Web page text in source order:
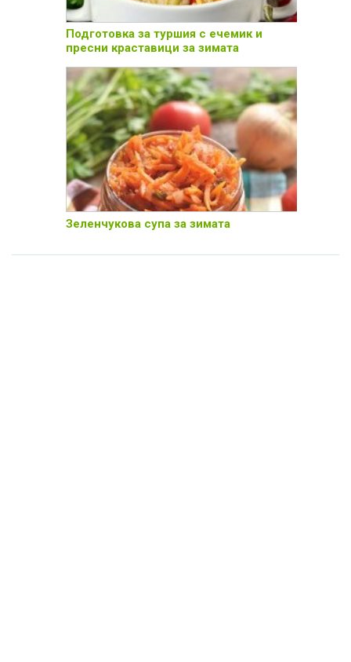
Подготовка за туршия с ечемик и
пресни краставици за зимата
Зеленчукова супа за зимата